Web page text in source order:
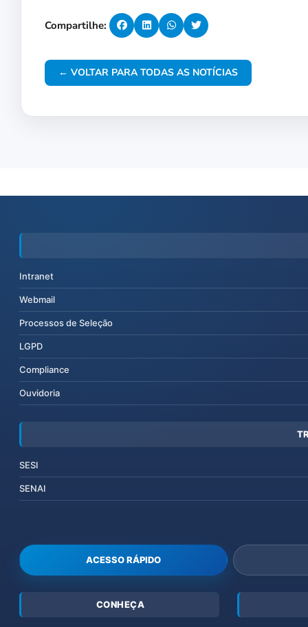
Compartilhe:
← VOLTAR PARA TODAS AS NOTÍCIAS
Intranet
Webmail
Processos de Seleção
LGPD
Compliance
Ouvidoria
SESI
SENAI
ACESSO RÁPIDO
CONHEÇA